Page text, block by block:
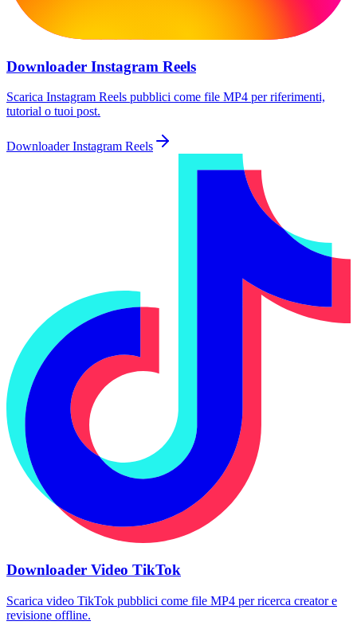
Downloader Instagram Reels
Scarica Instagram Reels pubblici come file MP4 per riferimenti,
tutorial o tuoi post.
Downloader Instagram Reels
Downloader Video TikTok
Scarica video TikTok pubblici come file MP4 per ricerca creator e
revisione offline.